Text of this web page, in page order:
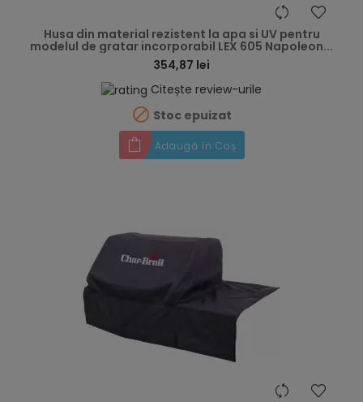
Husa din material rezistent la apa si UV pentru
modelul de gratar incorporabil LEX 605 Napoleon...
354,87 lei
Citește review-urile
 Stoc epuizat
Adaugă în Coș